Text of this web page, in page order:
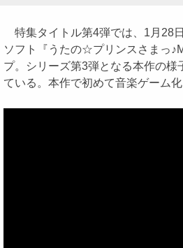
特集タイトル第4弾では、1月28
ソフト『うたの☆プリンスさまっ
プ。シリーズ第3弾となる本作の様
ている。本作で初めて音楽ゲーム